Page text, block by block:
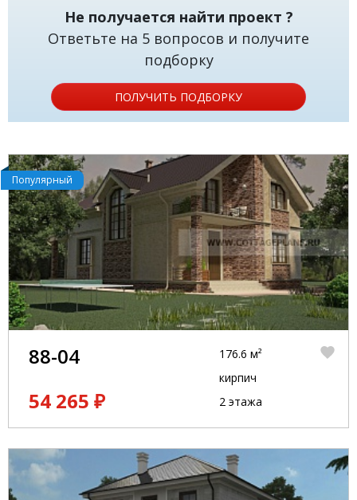
Не получается найти проект ?
Ответьте на 5 вопросов и получите
подборку
ПОЛУЧИТЬ ПОДБОРКУ
Популярный
88-04
54 265 ₽
176.6 м²
кирпич
2 этажа